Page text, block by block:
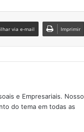
via e-mail Imprimir
e Empresariais. Nosso
do tema em todas as